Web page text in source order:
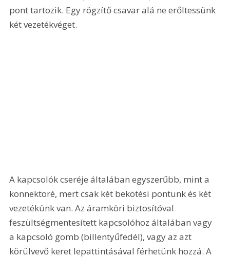
pont tartozik. Egy rögzítő csavar alá ne erőltessünk
két vezetékvéget.
A kapcsolók cseréje általában egyszerűbb, mint a
konnektoré, mert csak két bekötési pontunk és két
vezetékünk van. Az áramköri biztosítóval
feszültségmentesített kapcsolóhoz általában vagy
a kapcsoló gomb (billentyűfedél), vagy az azt
körülvevő keret lepattintásával férhetünk hozzá. A